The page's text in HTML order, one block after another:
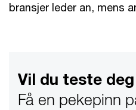
bransjer leder an, mens
Vil du teste
Få en pekepinn